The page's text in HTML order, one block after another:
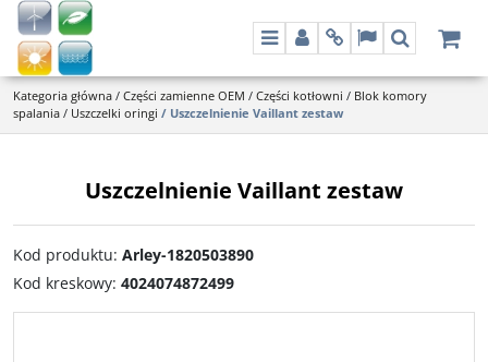
MenuPanelInfoLangSzukaj
Kategoria główna / Części zamienne OEM / Części kotłowni / Blok komory
spalania / Uszczelki oringi / Uszczelnienie Vaillant zestaw
Uszczelnienie Vaillant zestaw
Kod produktu: Arley-1820503890
Kod kreskowy: 4024074872499